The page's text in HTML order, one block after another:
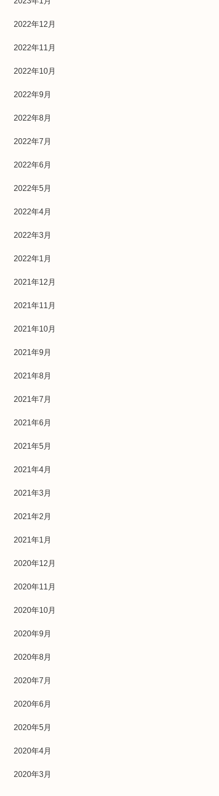
2022年12月
2022年11月
2022年10月
2022年9月
2022年8月
2022年7月
2022年6月
2022年5月
2022年4月
2022年3月
2022年1月
2021年12月
2021年11月
2021年10月
2021年9月
2021年8月
2021年7月
2021年6月
2021年5月
2021年4月
2021年3月
2021年2月
2021年1月
2020年12月
2020年11月
2020年10月
2020年9月
2020年8月
2020年7月
2020年6月
2020年5月
2020年4月
2020年3月